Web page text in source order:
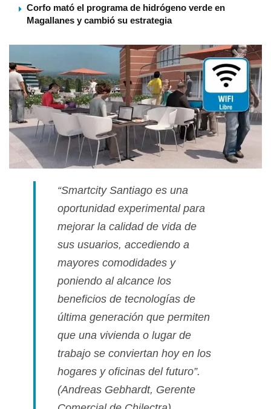
Corfo mató el programa de hidrógeno verde en
Magallanes y cambió su estrategia
“Smartcity Santiago es una
oportunidad experimental para
mejorar la calidad de vida de
sus usuarios, accediendo a
mayores comodidades y
poniendo al alcance los
beneficios de tecnologí­as de
última generación que permiten
que una vivienda o lugar de
trabajo se conviertan hoy en los
hogares y oficinas del futuro”.
(Andreas Gebhardt, Gerente